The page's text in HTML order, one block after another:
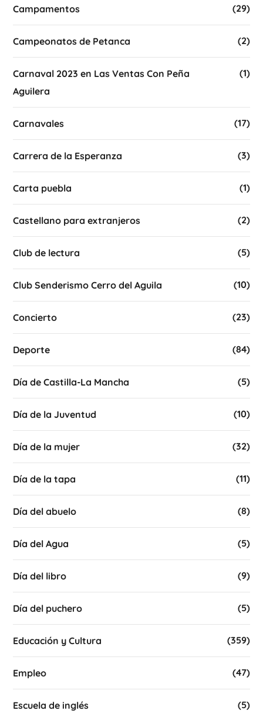
Campamentos (29)
Campeonatos de Petanca (2)
Carnaval 2023 en Las Ventas Con Peña
Aguilera
(1)
Carnavales (17)
Carrera de la Esperanza (3)
Carta puebla (1)
Castellano para extranjeros (2)
Club de lectura (5)
Club Senderismo Cerro del Aguila (10)
Concierto (23)
Deporte (84)
Día de Castilla-La Mancha (5)
Día de la Juventud (10)
Día de la mujer (32)
Día de la tapa (11)
Día del abuelo (8)
Día del Agua (5)
Día del libro (9)
Día del puchero (5)
Educación y Cultura (359)
Empleo (47)
Escuela de inglés (5)